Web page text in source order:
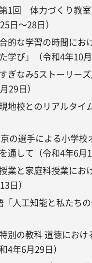
1回 体力づくり教
日～28日）
的な学習の時間にお
学び」（令和4年10月
ぎなみ5ストーリー
29日）
地校とのリアルタイ
の選手による小学校
通して（令和4年6月
業と家庭科授業にお
日）
人工知能と私たち
別の教科 道徳におけ
4年6月29日）